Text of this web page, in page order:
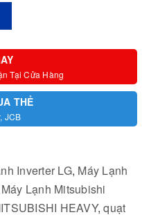
Tại Cửa Hàng
THẺ
JCB
Inverter LG, Máy Lạnh
Máy Lạnh Mitsubishi
HEAVY,quạt